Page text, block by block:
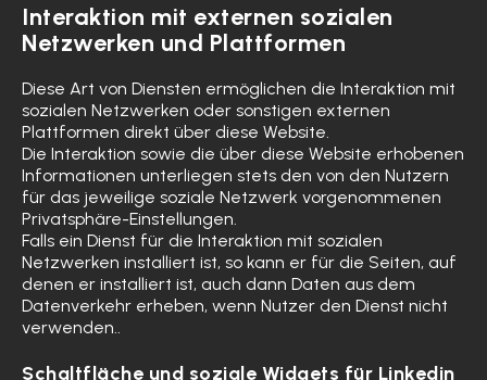
Interaktion mit externen sozialen
Netzwerken und Plattformen
Diese Art von Diensten ermöglichen die Interaktion mit
sozialen Netzwerken oder sonstigen externen
Plattformen direkt über diese Website.
Die Interaktion sowie die über diese Website erhobenen
Informationen unterliegen stets den von den Nutzern
für das jeweilige soziale Netzwerk vorgenommenen
Privatsphäre-Einstellungen.
Falls ein Dienst für die Interaktion mit sozialen
Netzwerken installiert ist, so kann er für die Seiten, auf
denen er installiert ist, auch dann Daten aus dem
Datenverkehr erheben, wenn Nutzer den Dienst nicht
verwenden..
Schaltfläche und soziale Widgets für Linkedin